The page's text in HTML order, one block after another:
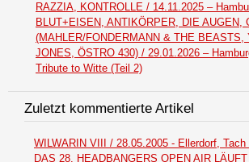
RAZZIA, KONTROLLE / 14.11.2025 –
BLUT+EISEN, ANTIKÖRPER, DIE AUGEN,
(MAHLER/FONDERMANN & THE
JONES, ÖSTRO 430) / 29.01.2026 –
Tribute to Witte (Teil 2)
Zuletzt kommentierte Artikel
WILWARIN VIII / 28.05.2005 - Ellerdorf, Tach
DAS 28. HEADBANGERS OPEN AIR LÄUFT